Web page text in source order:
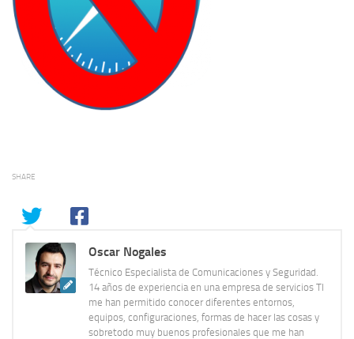
SHARE
Oscar Nogales
Técnico Especialista de Comunicaciones y Seguridad.
14 años de experiencia en una empresa de servicios TI
me han permitido conocer diferentes entornos,
equipos, configuraciones, formas de hacer las cosas y
sobretodo muy buenos profesionales que me han